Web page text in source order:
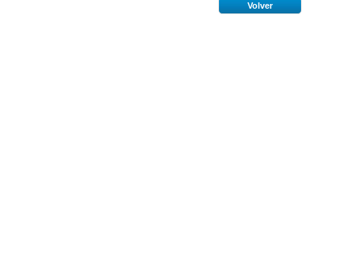
Volver